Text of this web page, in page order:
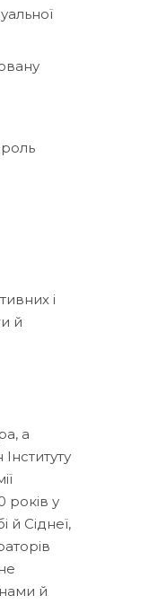
і
й
а
років у
й Сіднеї,
й